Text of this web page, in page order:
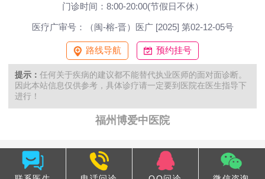
门诊时间：8:00-20:00(节假日不休）
医疗广审号：（闽-榕-晋）医广 [2025] 第02-12-05号
路线导航 预约挂号
提示： 任何关于疾病的建议都不能替代执业医师的面对面诊断。
因此本站信息仅供参考，具体诊疗请一定要到医院在医生指导下
进行！
福州博爱中医院